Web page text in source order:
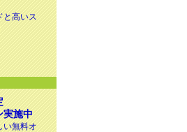
と高いス
実施中
い無料オ